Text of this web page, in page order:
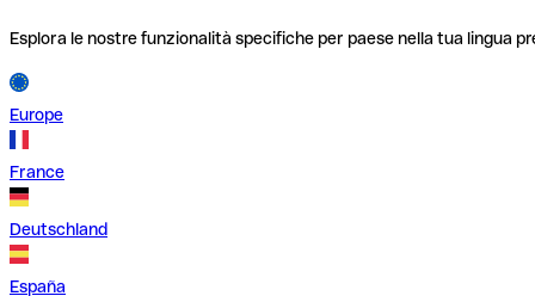
Esplora le nostre funzionalità specifiche per paese nella tua lingua
Europe
France
Deutschland
España